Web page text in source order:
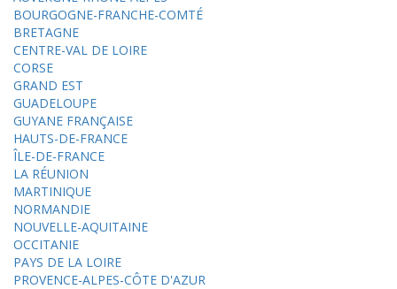
BOURGOGNE-FRANCHE-COMTÉ
BRETAGNE
CENTRE-VAL DE LOIRE
CORSE
GRAND EST
GUADELOUPE
GUYANE FRANÇAISE
HAUTS-DE-FRANCE
ÎLE-DE-FRANCE
LA RÉUNION
MARTINIQUE
NORMANDIE
NOUVELLE-AQUITAINE
OCCITANIE
PAYS DE LA LOIRE
PROVENCE-ALPES-CÔTE D'AZUR